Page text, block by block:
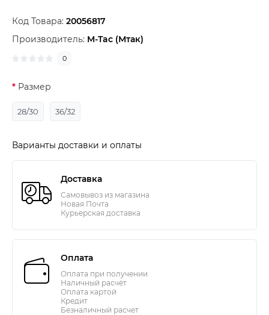
Код Товара: 20056817
Производитель: M-Tac (Мтак)
0
Размер
28/30 36/32
Варианты доставки и оплаты
Доставка
Самовывоз из магазина
Новая Почта
Курьерская доставка
Оплата
Оплата при получении
Наличный расчёт
Оплата картой
Кредит
Безналичный расчет